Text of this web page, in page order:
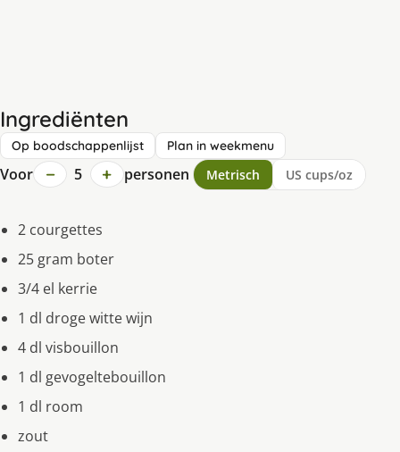
Ingrediënten
Op boodschappenlijst Plan in weekmenu
Voor − 5 + personen Metrisch US cups/oz
2 courgettes
25 gram boter
3/4 el kerrie
1 dl droge witte wijn
4 dl visbouillon
1 dl gevogeltebouillon
1 dl room
zout